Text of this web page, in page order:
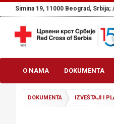
Simina 19, 11000 Beograd, Srbija;
O NAMA DOKUMENTA
DOKUMENTA IZVEŠTAJI I